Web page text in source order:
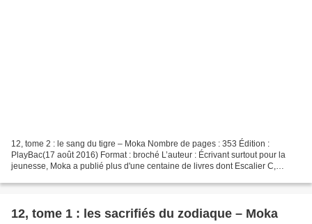
12, tome 2 : le sang du tigre – Moka Nombre de pages : 353 Édition :
PlayBac(17 août 2016) Format : broché L’auteur : Écrivant surtout pour la
jeunesse, Moka a publié plus d'une centaine de livres dont Escalier C,
12, tome 1 : les sacrifiés du zodiaque – Moka